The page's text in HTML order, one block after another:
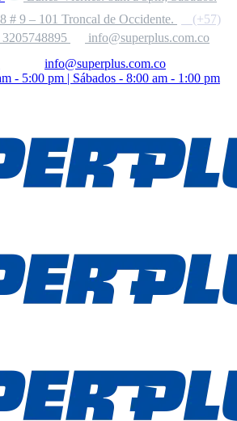
# 9 – 101 Troncal de Occidente.
(+57)
info@superplus.com.co
info@superplus.com.co
- 5:00 pm | Sábados - 8:00 am - 1:00 pm